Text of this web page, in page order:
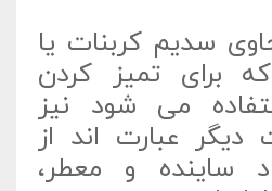
سدیم کربنات یا
برای تمیز کردن
می شود نیز
دیگر عبارت اند از
ساینده و معطر،